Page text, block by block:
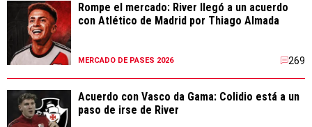
Rompe el mercado: River llegó a un acuerdo
con Atlético de Madrid por Thiago Almada
MERCADO DE PASES 2026 269
Acuerdo con Vasco da Gama: Colidio está a un
paso de irse de River